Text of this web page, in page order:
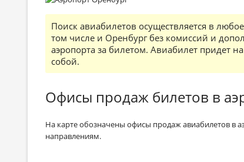
Поиск авиабилетов осуществляется в
том числе и Оренбург без комиссий и
аэропорта за билетом. Авиабилет придет
собой.
Офисы продаж билетов в
На карте обозначены офисы продаж авиабилетов в
направлениям.